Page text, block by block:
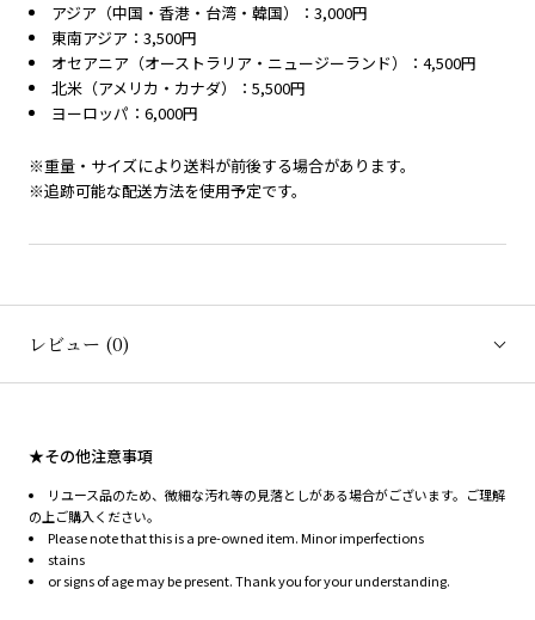
アジア（中国・香港・台湾・韓国）：3,000円
東南アジア：3,500円
オセアニア（オーストラリア・ニュージーランド）：4,500円
北米（アメリカ・カナダ）：5,500円
ヨーロッパ：6,000円
※重量・サイズにより送料が前後する場合があります。
※追跡可能な配送方法を使用予定です。
レビュー (0)
★その他注意事項
リユース品のため、微細な汚れ等の見落としがある場合がございます。ご理解
の上ご購入ください。
Please note that this is a pre-owned item. Minor imperfections
stains
or signs of age may be present. Thank you for your understanding.